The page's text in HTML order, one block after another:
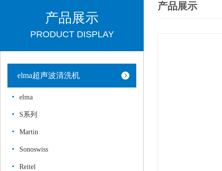
产品展示
PRODUCT DISPLAY
elma超声波清洗机
elma
S系列
Martin
Sonoswiss
Reitel
产品展示